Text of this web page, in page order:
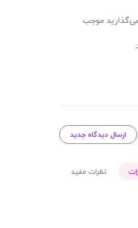
موجب
ارسال دیدگاه جدید
نظرات مفید